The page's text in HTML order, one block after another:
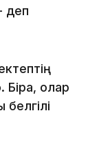
деп
олар